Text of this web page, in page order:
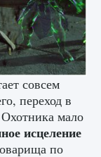
совсем
переход в
мало
исцеление
по